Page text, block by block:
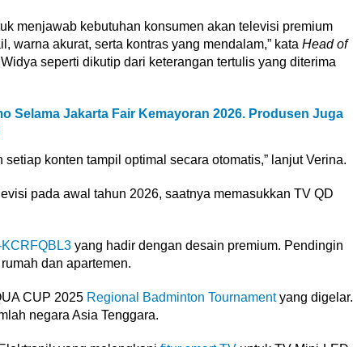
menjawab kebutuhan konsumen akan televisi premium
warna akurat, serta kontras yang mendalam,” kata Head of
seperti dikutip dari keterangan tertulis yang diterima
Selama Jakarta Fair Kemayoran 2026. Produsen Juga
konten tampil optimal secara otomatis,” lanjut Verina.
pada awal tahun 2026, saatnya memasukkan TV QD
yang hadir dengan desain premium. Pendingin
dan apartemen.
CUP 2025 Regional Badminton Tournamentyang digelar.
negara Asia Tenggara.